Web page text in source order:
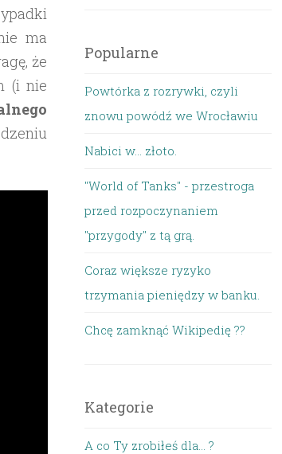
ma
że
(i nie
Popularne
Powtórka z rozrywki, czyli
znowu powódź we Wrocławiu
Nabici w... złoto.
"World of Tanks" - przestroga
przed rozpoczynaniem
"przygody" z tą grą.
Coraz większe ryzyko
trzymania pieniędzy w banku.
Chcę zamknąć Wikipedię ??
Kategorie
A co Ty zrobiłeś dla… ?